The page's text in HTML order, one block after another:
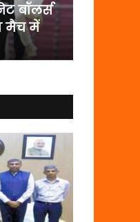
बॉलर्स
मैच में